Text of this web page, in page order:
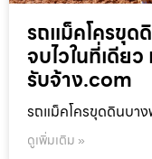
รถแม็คโครขุด
จบไวในที่เดีย
รับจ้าง.com
รถแม็คโครขุดดินบา
ดูเพิ่มเติม »